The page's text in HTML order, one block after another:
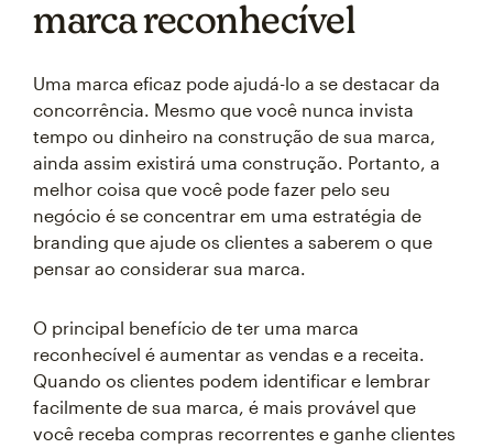
marca reconhecível
Uma marca eficaz pode ajudá-lo a se destacar da
concorrência. Mesmo que você nunca invista
tempo ou dinheiro na construção de sua marca,
ainda assim existirá uma construção. Portanto, a
melhor coisa que você pode fazer pelo seu
negócio é se concentrar em uma estratégia de
branding que ajude os clientes a saberem o que
pensar ao considerar sua marca.
O principal benefício de ter uma marca
reconhecível é aumentar as vendas e a receita.
Quando os clientes podem identificar e lembrar
facilmente de sua marca, é mais provável que
você receba compras recorrentes e ganhe clientes